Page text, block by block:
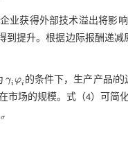
业获得外部技术溢出将影响
到提升。根据边际报酬递
γi φi
γiφi 的条件下，生产产品i的
市场的规模。 式（4） 可简
σ